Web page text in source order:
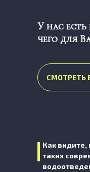
СМОТРЕТЬ
У нас
чего для
Как видите,
таких